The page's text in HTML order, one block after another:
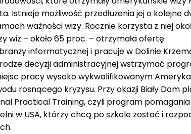
Istnieje możliwość przedłużenia jej o kolejne
ważności wizy. Rocznie korzysta z niej
wiz – około 65 proc. – otrzymała ofertę
informatycznej i pracuje w Dolinie
decyzji administracyjnej wstrzymać
pracy wysoko wykwalifikowanym
rosnącego kryzysu. Przy okazji Biały Dom
Practical Training, czyli program pomagania
w USA, którzy chcą po szkole zostać i